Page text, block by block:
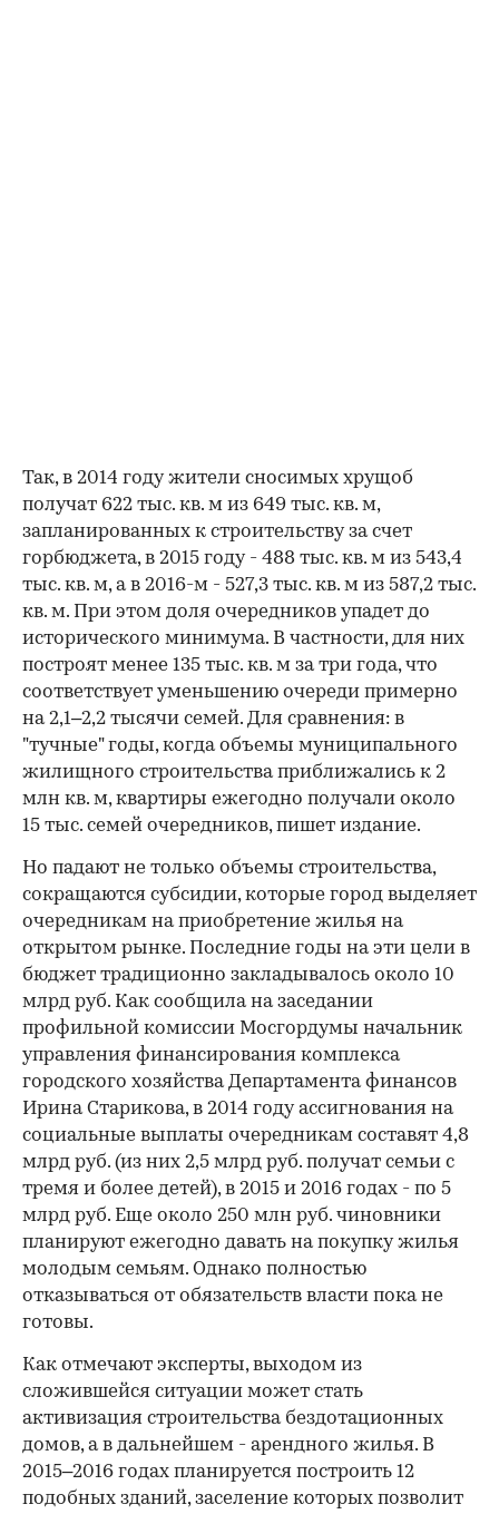
Так, в 2014 году жители сносимых хрущоб
получат 622 тыс. кв. м из 649 тыс. кв. м,
запланированных к строительству за счет
горбюджета, в 2015 году - 488 тыс. кв. м из 543,4
тыс. кв. м, а в 2016-м - 527,3 тыс. кв. м из 587,2 тыс.
кв. м. При этом доля очередников упадет до
исторического минимума. В частности, для них
построят менее 135 тыс. кв. м за три года, что
соответствует уменьшению очереди примерно
на 2,1–2,2 тысячи семей. Для сравнения: в
"тучные" годы, когда объемы муниципального
жилищного строительства приближались к 2
млн кв. м, квартиры ежегодно получали около
15 тыс. семей очередников, пишет издание.
Но падают не только объемы строительства,
сокращаются субсидии, которые город выделяет
очередникам на приобретение жилья на
открытом рынке. Последние годы на эти цели в
бюджет традиционно закладывалось около 10
млрд руб. Как сообщила на заседании
профильной комиссии Мосгордумы начальник
управления финансирования комплекса
городского хозяйства Департамента финансов
Ирина Старикова, в 2014 году ассигнования на
социальные выплаты очередникам составят 4,8
млрд руб. (из них 2,5 млрд руб. получат семьи с
тремя и более детей), в 2015 и 2016 годах - по 5
млрд руб. Еще около 250 млн руб. чиновники
планируют ежегодно давать на покупку жилья
молодым семьям. Однако полностью
отказываться от обязательств власти пока не
готовы.
Как отмечают эксперты, выходом из
сложившейся ситуации может стать
активизация строительства бездотационных
домов, а в дальнейшем - арендного жилья. В
2015–2016 годах планируется построить 12
подобных зданий, заселение которых позволит